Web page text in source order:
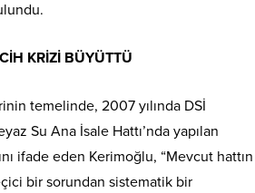
KRİZİ BÜYÜTTÜ
temelinde, 2007 yılında DSİ
Su Ana İsale Hattı’nda yapılan
ifade eden Kerimoğlu, “Mevcut hattın
bir sorundan sistematik bir